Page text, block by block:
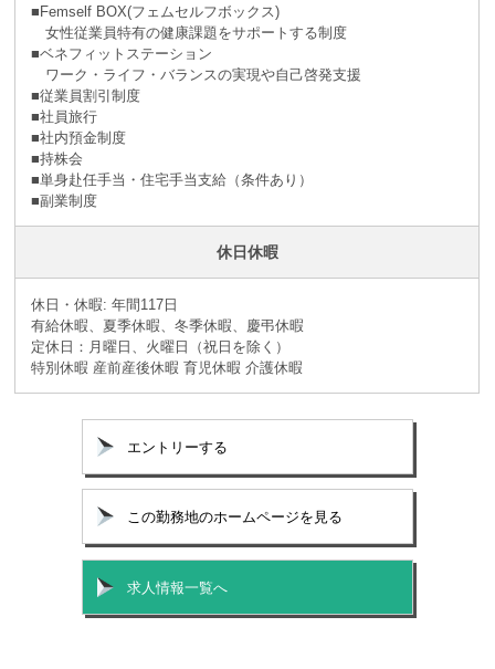
■Femself BOX(フェムセルフボックス)
女性従業員特有の健康課題をサポートする制度
■ベネフィットステーション
ワーク・ライフ・バランスの実現や自己啓発支援
■従業員割引制度
■社員旅⾏
■社内預⾦制度
■持株会
■単身赴任手当・住宅手当支給（条件あり）
■副業制度
休日休暇
休日・休暇: 年間117日
有給休暇、夏季休暇、冬季休暇、慶弔休暇
定休日：月曜日、火曜日（祝日を除く）
特別休暇 産前産後休暇 育児休暇 介護休暇
エントリーする
この勤務地のホームページを見る
求人情報一覧へ